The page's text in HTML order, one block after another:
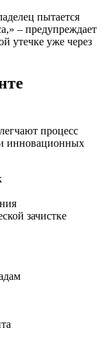
пытается
– предупреждает
утечке уже через
процесс
инновационных
зачистке